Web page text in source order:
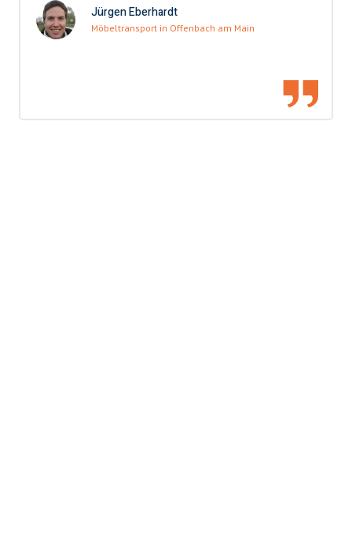
Jürgen Eberhardt
Möbeltransport in Offenbach am Main